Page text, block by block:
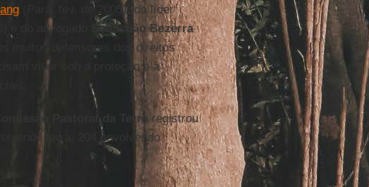
(Pará, fev. de 2005), do líder
e do advogado
Sebastião Bezerra
muitos defensores dos direitos
viver sob a proteção e a
Pastoral da Terra registrou
terra, 204 envolvendo